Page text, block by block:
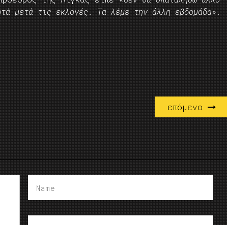
μετά τις εκλογές. Τα λέμε την άλλη εβδομάδα».
επόμενο